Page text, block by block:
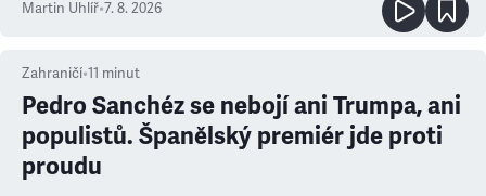
Martin Uhlíř•7. 8. 2026
Zahraničí•11 minut
Pedro Sanchéz se nebojí ani Trumpa, ani
populistů. Španělský premiér jde proti
proudu